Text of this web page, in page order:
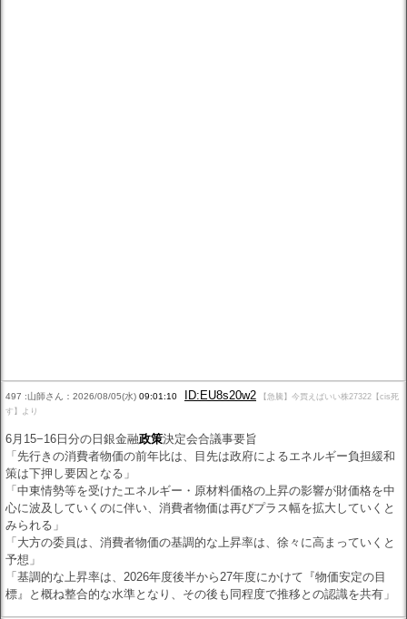
497 :山師さん：2026/08/05(水) 09:01:10 ID:EU8s20w2
【急騰】今買えばいい株27322【cis死
す】より
6月15−16日分の日銀金融政策決定会合議事要旨
「先行きの消費者物価の前年比は、目先は政府によるエネルギー負担緩和
策は下押し要因となる」
「中東情勢等を受けたエネルギー・原材料価格の上昇の影響が財価格を中
心に波及していくのに伴い、消費者物価は再びプラス幅を拡大していくと
みられる」
「大方の委員は、消費者物価の基調的な上昇率は、徐々に高まっていくと
予想」
「基調的な上昇率は、2026年度後半から27年度にかけて『物価安定の目
標』と概ね整合的な水準となり、その後も同程度で推移との認識を共有」